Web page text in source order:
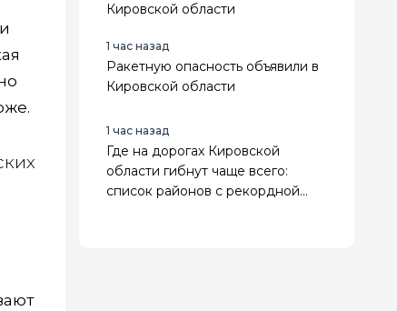
Кировской области
1 час назад
Ракетную опасность объявили в
Кировской области
1 час назад
Где на дорогах Кировской
области гибнут чаще всего:
список районов с рекордной